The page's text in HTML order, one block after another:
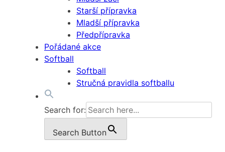
Starší přípravka
Mladší přípravka
Předpřípravka
Pořádané akce
Softball
Softball
Stručná pravidla softballu
Search for:
Search Button